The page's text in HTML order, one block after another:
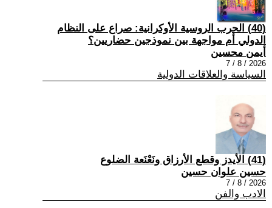
(40) الحرب الروسية الأوكرانية: صراع على النظام
الدولي أم مواجهة بين نموذجين حضاريين؟
أيمن محسين
2026 / 8 / 7
السياسة والعلاقات الدولية
(41) الأيدز وقطع الأرزاق ونَعْنَعة الضلوع
حسين علوان حسين
2026 / 8 / 7
الادب والفن